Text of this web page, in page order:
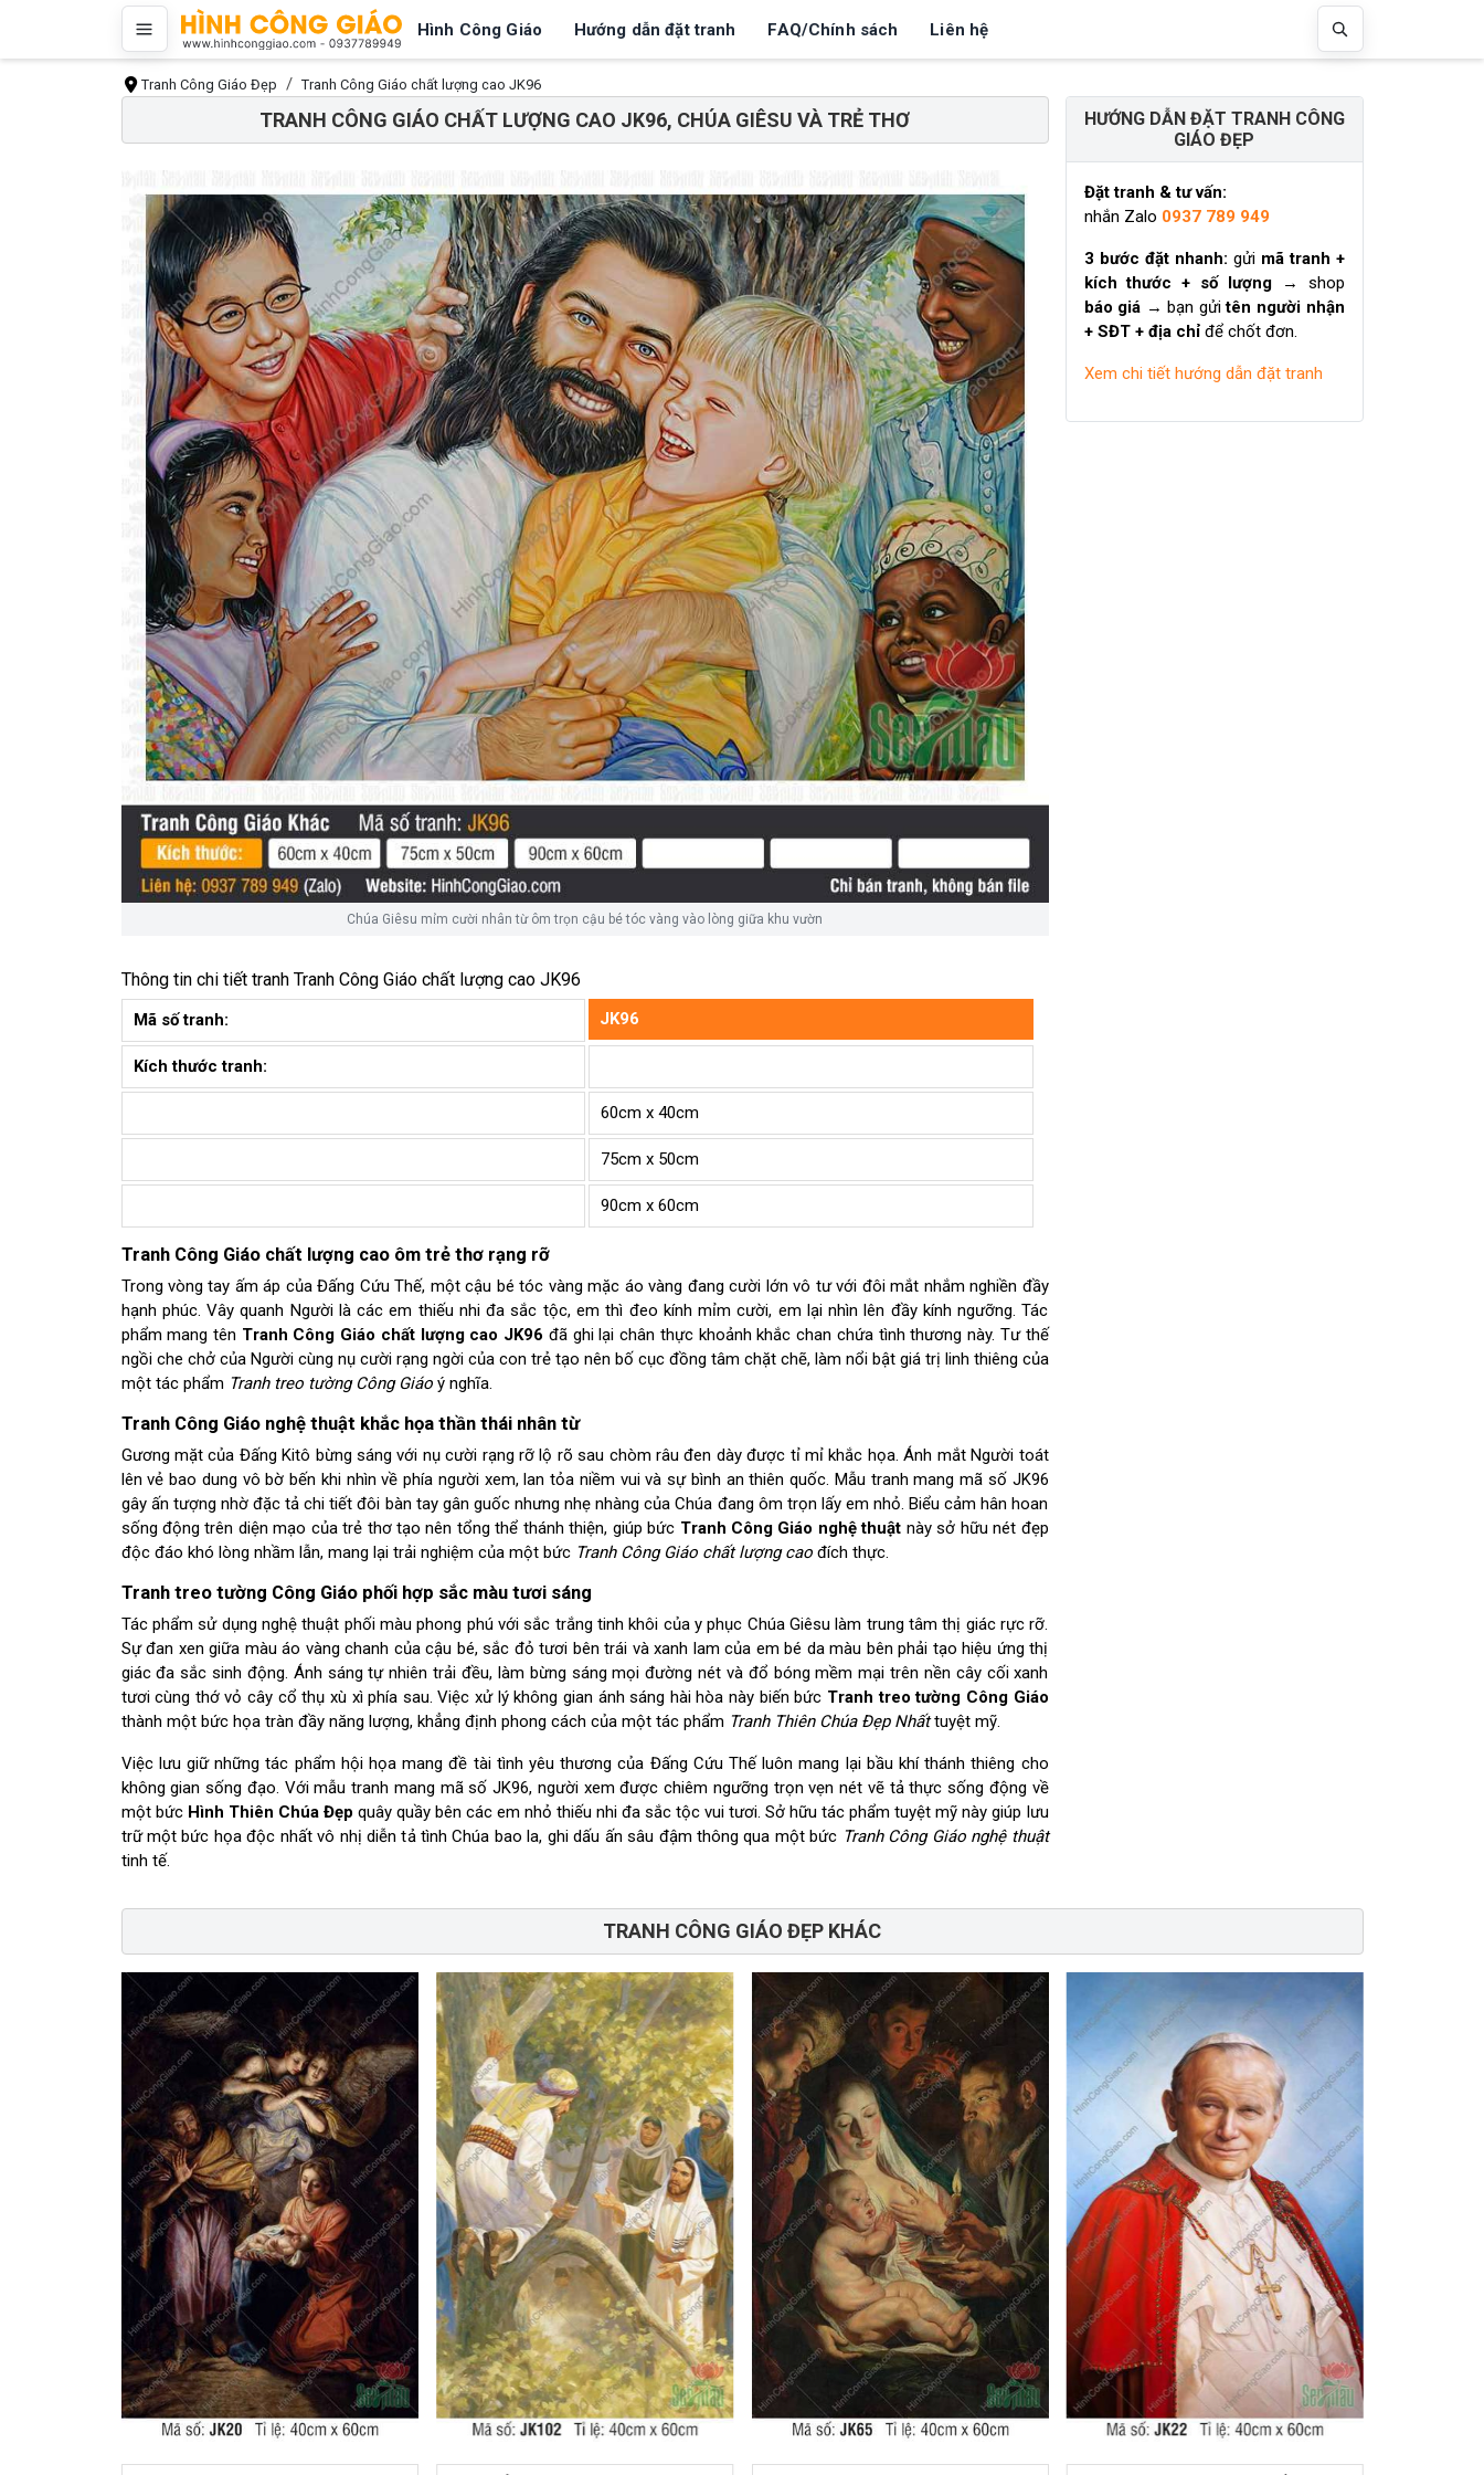
Hình Công Giáo Hướng dẫn đặt tranh FAQ/Chính sách Liên hệ
Tranh Công Giáo Đẹp Tranh Công Giáo chất lượng cao JK96
TRANH CÔNG GIÁO CHẤT LƯỢNG CAO JK96, CHÚA GIÊSU VÀ TRẺ THƠ
Chúa Giêsu mỉm cười nhân từ ôm trọn cậu bé tóc vàng vào lòng giữa khu vườn
Thông tin chi tiết tranh Tranh Công Giáo chất lượng cao JK96
Mã số tranh: JK96
Kích thước tranh:
60cm x 40cm
75cm x 50cm
90cm x 60cm
Tranh Công Giáo chất lượng cao ôm trẻ thơ rạng rỡ
Trong vòng tay ấm áp của Đấng Cứu Thế, một cậu bé tóc vàng mặc áo vàng đang cười lớn vô tư với đôi mắt nhắm nghiền đầy
hạnh phúc. Vây quanh Người là các em thiếu nhi đa sắc tộc, em thì đeo kính mỉm cười, em lại nhìn lên đầy kính ngưỡng. Tác
phẩm mang tên Tranh Công Giáo chất lượng cao JK96 đã ghi lại chân thực khoảnh khắc chan chứa tình thương này. Tư thế
ngồi che chở của Người cùng nụ cười rạng ngời của con trẻ tạo nên bố cục đồng tâm chặt chẽ, làm nổi bật giá trị linh thiêng của
một tác phẩm Tranh treo tường Công Giáoý nghĩa.
Tranh Công Giáo nghệ thuật khắc họa thần thái nhân từ
Gương mặt của Đấng Kitô bừng sáng với nụ cười rạng rỡ lộ rõ sau chòm râu đen dày được tỉ mỉ khắc họa. Ánh mắt Người toát
lên vẻ bao dung vô bờ bến khi nhìn về phía người xem, lan tỏa niềm vui và sự bình an thiên quốc. Mẫu tranh mang mã số JK96
gây ấn tượng nhờ đặc tả chi tiết đôi bàn tay gân guốc nhưng nhẹ nhàng của Chúa đang ôm trọn lấy em nhỏ. Biểu cảm hân hoan
sống động trên diện mạo của trẻ thơ tạo nên tổng thể thánh thiện, giúp bức Tranh Công Giáo nghệ thuật này sở hữu nét đẹp
độc đáo khó lòng nhầm lẫn, mang lại trải nghiệm của một bức Tranh Công Giáo chất lượng caođích thực.
Tranh treo tường Công Giáo phối hợp sắc màu tươi sáng
Tác phẩm sử dụng nghệ thuật phối màu phong phú với sắc trắng tinh khôi của y phục Chúa Giêsu làm trung tâm thị giác rực rỡ.
Sự đan xen giữa màu áo vàng chanh của cậu bé, sắc đỏ tươi bên trái và xanh lam của em bé da màu bên phải tạo hiệu ứng thị
giác đa sắc sinh động. Ánh sáng tự nhiên trải đều, làm bừng sáng mọi đường nét và đổ bóng mềm mại trên nền cây cối xanh
tươi cùng thớ vỏ cây cổ thụ xù xì phía sau. Việc xử lý không gian ánh sáng hài hòa này biến bức Tranh treo tường Công Giáo
thành một bức họa tràn đầy năng lượng, khẳng định phong cách của một tác phẩm Tranh Thiên Chúa Đẹp Nhấttuyệt mỹ.
Việc lưu giữ những tác phẩm hội họa mang đề tài tình yêu thương của Đấng Cứu Thế luôn mang lại bầu khí thánh thiêng cho
không gian sống đạo. Với mẫu tranh mang mã số JK96, người xem được chiêm ngưỡng trọn vẹn nét vẽ tả thực sống động về
một bức Hình Thiên Chúa Đẹp quây quầy bên các em nhỏ thiếu nhi đa sắc tộc vui tươi. Sở hữu tác phẩm tuyệt mỹ này giúp lưu
trữ một bức họa độc nhất vô nhị diễn tả tình Chúa bao la, ghi dấu ấn sâu đậm thông qua một bức Tranh Công Giáo nghệ thuật
tinh tế.
HƯỚNG DẪN ĐẶT TRANH CÔNG
GIÁO ĐẸP
Đặt tranh & tư vấn:
nhắn Zalo 0937 789 949
3 bước đặt nhanh: gửi mã tranh +
kích thước + số lượng→ shop
báo giá → bạn gửitên người nhận
+ SĐT + địa chỉđể chốt đơn.
Xem chi tiết hướng dẫn đặt tranh
TRANH CÔNG GIÁO ĐẸP KHÁC